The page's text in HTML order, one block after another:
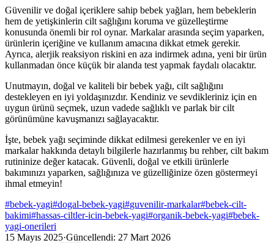
Güvenilir ve doğal içeriklere sahip bebek yağları, hem bebeklerin
hem de yetişkinlerin cilt sağlığını koruma ve güzelleştirme
konusunda önemli bir rol oynar. Markalar arasında seçim yaparken,
ürünlerin içeriğine ve kullanım amacına dikkat etmek gerekir.
Ayrıca, alerjik reaksiyon riskini en aza indirmek adına, yeni bir ürün
kullanmadan önce küçük bir alanda test yapmak faydalı olacaktır.
Unutmayın, doğal ve kaliteli bir bebek yağı, cilt sağlığını
destekleyen en iyi yoldaşınızdır. Kendiniz ve sevdikleriniz için en
uygun ürünü seçmek, uzun vadede sağlıklı ve parlak bir cilt
görünümüne kavuşmanızı sağlayacaktır.
İşte, bebek yağı seçiminde dikkat edilmesi gerekenler ve en iyi
markalar hakkında detaylı bilgilerle hazırlanmış bu rehber, cilt bakım
rutininize değer katacak. Güvenli, doğal ve etkili ürünlerle
bakımınızı yaparken, sağlığınıza ve güzelliğinize özen göstermeyi
ihmal etmeyin!
#bebek-yagi#dogal-bebek-yagi#guvenilir-markalar#bebek-cilt-
bakimi#hassas-ciltler-icin-bebek-yagi#organik-bebek-yagi#bebek-
yagi-onerileri
15 Mayıs 2025·Güncellendi: 27 Mart 2026